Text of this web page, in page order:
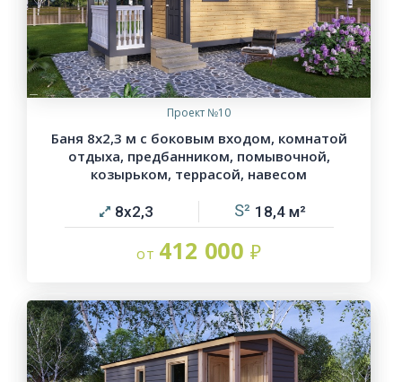
Проект №10
Баня 8х2,3 м с боковым входом, комнатой
отдыха, предбанником, помывочной,
козырьком, террасой, навесом
8х2,3 18,4
412 000